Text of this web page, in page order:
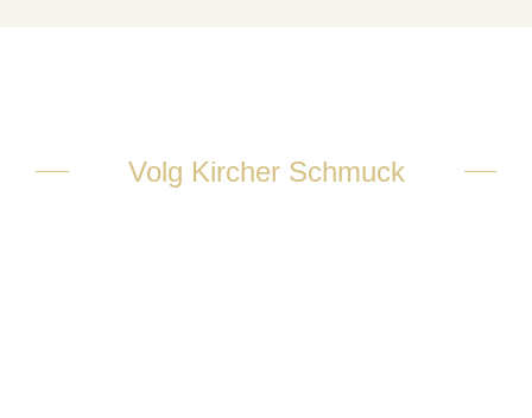
Volg Kircher Schmuck